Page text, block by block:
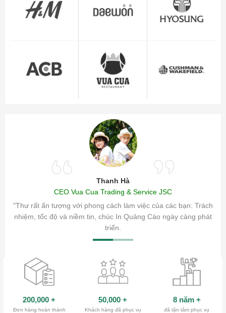
Thanh Hà
CEO Vua Cua Trading & Service JSC
"Thư rất ấn tượng với phong cách làm việc của các bạn: Trách
nhiệm, tốc độ và niềm tin, chúc In Quảng Cáo ngày càng phát
triển.
sóc
200,000 +
Đơn hàng hoàn thành
50,000 +
Khách hàng đã phục vụ
8 năm +
đã tận tâm phục vụ